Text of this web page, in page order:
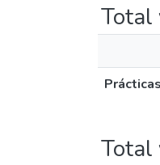
Total
Total